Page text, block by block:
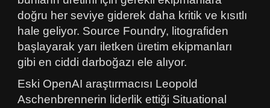
doğru her seviye giderek daha kritik ve kısıtlı
hale geliyor. Source Foundry, litografiden
başlayarak yarı iletken üretim ekipmanları
gibi en ciddi darboğazı ele alıyor.
Eski OpenAI araştırmacısı Leopold
Aschenbrennerin liderlik ettiği Situational